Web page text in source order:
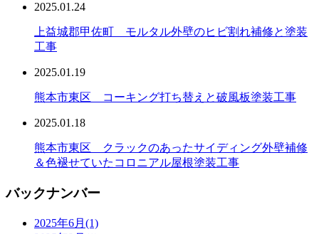
2025.01.24
上益城郡甲佐町 モルタル外壁のヒビ割れ補修と塗装
工事
2025.01.19
熊本市東区 コーキング打ち替えと破風板塗装工事
2025.01.18
熊本市東区 クラックのあったサイディング外壁補修
＆色褪せていたコロニアル屋根塗装工事
バックナンバー
2025年6月 (1)